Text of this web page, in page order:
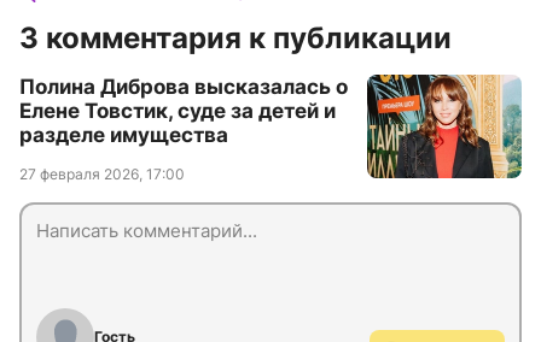
3 комментария к публикации
Полина Диброва высказалась о
Елене Товстик, суде за детей и
разделе имущества
27 февраля 2026, 17:00
Гость